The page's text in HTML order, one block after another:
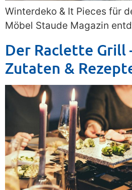
Winterdeko & It Pieces für
Möbel Staude Magazin
Der Raclette Grill
Zutaten &